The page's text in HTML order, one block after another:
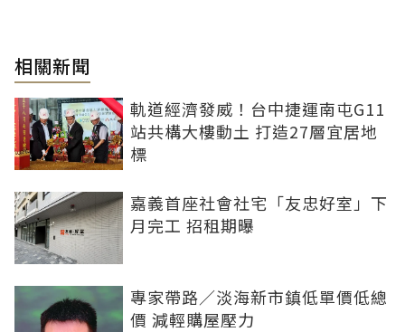
相關新聞
軌道經濟發威！台中捷運南屯G11
站共構大樓動土 打造27層宜居地
標
嘉義首座社會社宅「友忠好室」下
月完工 招租期曝
專家帶路／淡海新市鎮低單價低總
價 減輕購屋壓力